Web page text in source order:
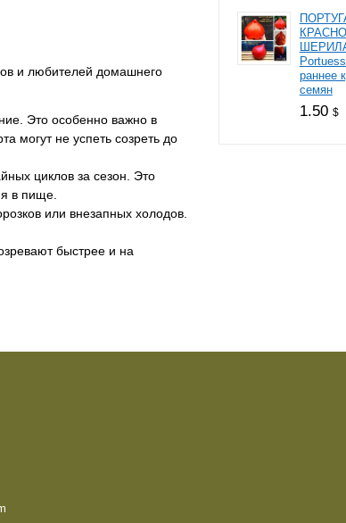
и любителей домашнего
Это особенно важно в
могут не успеть созреть до
циклов за сезон. Это
в пище.
или внезапных холодов.
быстрее и на
раннее
семян
1.50 $